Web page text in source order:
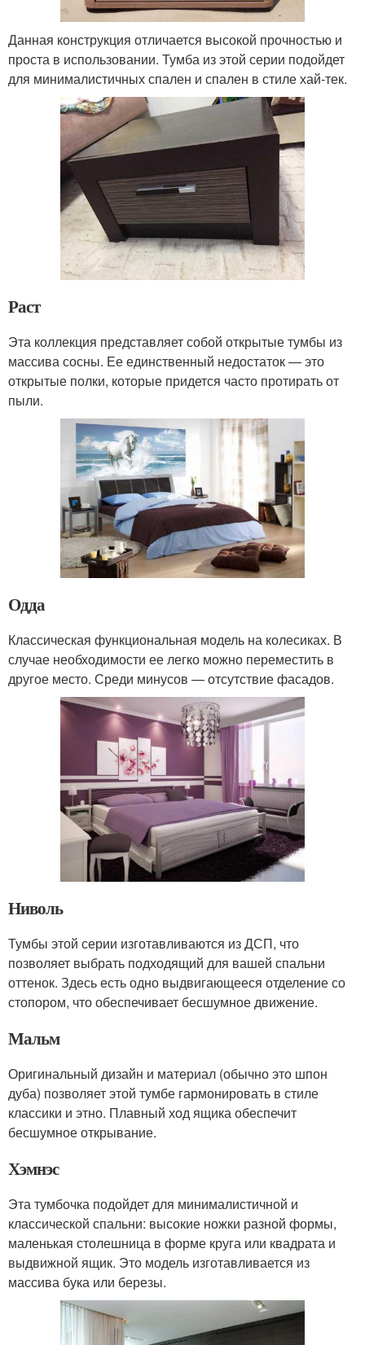
Данная конструкция отличается высокой прочностью и
проста в использовании. Тумба из этой серии подойдет
для минималистичных спален и спален в стиле хай-тек.
Раст
Эта коллекция представляет собой открытые тумбы из
массива сосны. Ее единственный недостаток — это
открытые полки, которые придется часто протирать от
пыли.
Одда
Классическая функциональная модель на колесиках. В
случае необходимости ее легко можно переместить в
другое место. Среди минусов — отсутствие фасадов.
Ниволь
Тумбы этой серии изготавливаются из ДСП, что
позволяет выбрать подходящий для вашей спальни
оттенок. Здесь есть одно выдвигающееся отделение со
стопором, что обеспечивает бесшумное движение.
Мальм
Оригинальный дизайн и материал (обычно это шпон
дуба) позволяет этой тумбе гармонировать в стиле
классики и этно. Плавный ход ящика обеспечит
бесшумное открывание.
Хэмнэс
Эта тумбочка подойдет для минималистичной и
классической спальни: высокие ножки разной формы,
маленькая столешница в форме круга или квадрата и
выдвижной ящик. Это модель изготавливается из
массива бука или березы.